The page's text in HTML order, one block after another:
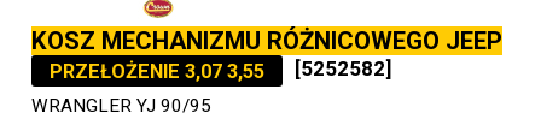
KOSZ MECHANIZMU RÓŻNICOWEGO JEEP
PRZEŁOŻENIE 3,07 3,55 [5252582]
WRANGLER YJ 90/95